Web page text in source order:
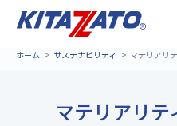
ホーム サステナビリティ マテリアリ
マテリアリテ